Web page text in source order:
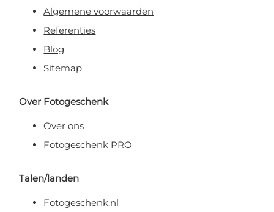
Algemene voorwaarden
Referenties
Blog
Sitemap
Over Fotogeschenk
Over ons
Fotogeschenk PRO
Talen/landen
Fotogeschenk.nl